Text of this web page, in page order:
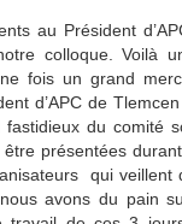
au Président
colloque. Voilà
fois un grand
d’APC de
du
présentées
qui
avons du